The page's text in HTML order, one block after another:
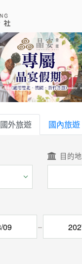
會員登入
國外旅遊
國內旅遊
客製服務
旅遊資訊
關於御義
國外旅遊 國內旅遊
目的地